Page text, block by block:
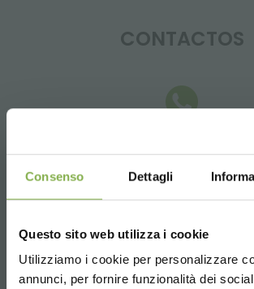
Consenso Dettagli
Questo sito web utilizza i cookie
Utilizziamo i cookie per personalizzare
annunci, per fornire funzionalità dei
CONTACTOS
Información requerida